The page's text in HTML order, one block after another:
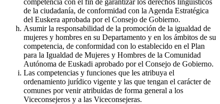
competencia con el fin de garantizar los derechos lingüísticos
de la ciudadanía, de conformidad con la Agenda Estratégica
del Euskera aprobada por el Consejo de Gobierno.
Asumir la responsabilidad de la promoción de la igualdad de
mujeres y hombres en su Departamento y en los ámbitos de su
competencia, de conformidad con lo establecido en el Plan
para la Igualdad de Mujeres y Hombres de la Comunidad
Autónoma de Euskadi aprobado por el Consejo de Gobierno.
Las competencias y funciones que les atribuya el
ordenamiento jurídico vigente y las que tengan el carácter de
comunes por venir atribuidas de forma general a los
Viceconsejeros y a las Viceconsejeras.